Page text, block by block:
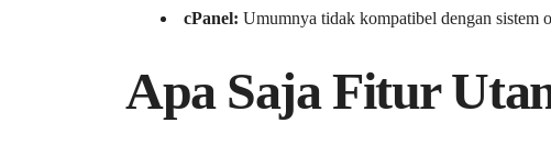
cPanel: Umumnya tidak kompatibel dengan sistem
Apa Saja Fitur